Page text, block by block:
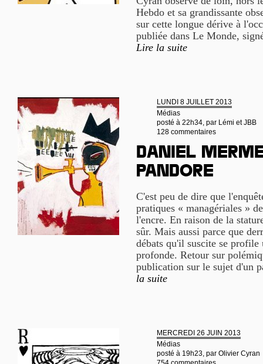
Hebdo et sa grandissante
sur cette longue dérive à
publiée dans Le Monde,
Lire la suite
LUNDI 8 JUILLET 2013
Médias
posté à 22h34, par Lémi et JBB
128 commentaires
Daniel
Pandore
C'est peu de dire que
pratiques « managériales »
l'encre. En raison de la
sûr. Mais aussi parce que
débats qu'il suscite se
profonde. Retour sur
publication sur le sujet d'un
la suite
MERCREDI 26 JUIN 2013
Médias
posté à 19h23, par Olivier Cyran